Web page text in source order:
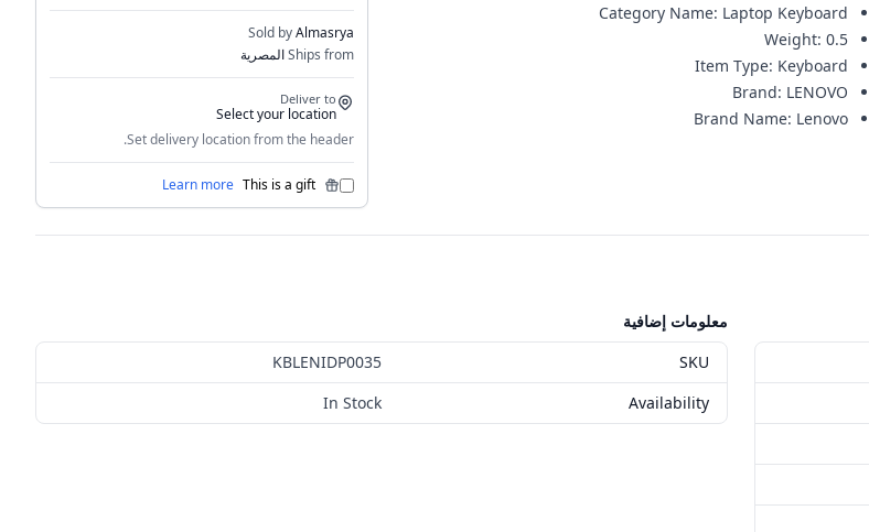
Category Name: Laptop Keyboard
Weight: 0.5
Item Type: Keyboard
Brand: LENOVO
Brand Name: Lenovo
Sold byAlmasrya
Ships fromالمصرية
Deliver to
Select your location
Set delivery location from the header.
This is a gift
Learn more
معلومات إضافية
SKU
KBLENIDP0035
Availability
In Stock